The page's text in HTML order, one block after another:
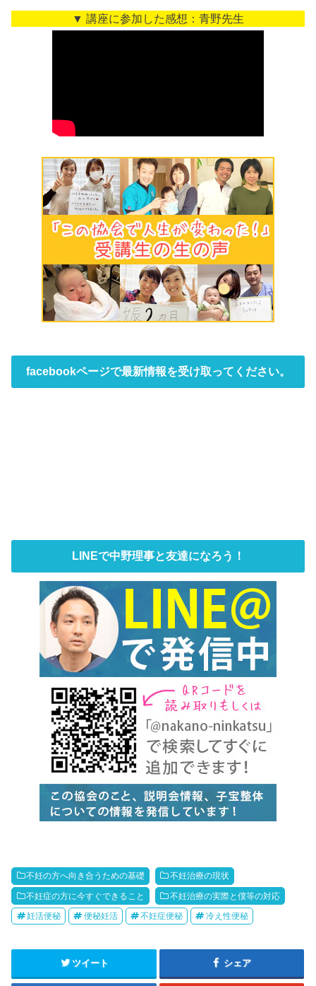
▼ 講座に参加した感想：青野先生
facebookページで最新情報を受け取ってください。
LINEで中野理事と友達になろう！
不妊の方へ向き合うための基礎 不妊治療の現状
不妊症の方に今すぐできること 不妊治療の実際と僕等の対応
妊活便秘 便秘妊活 不妊症便秘 冷え性便秘
ツイート シェア